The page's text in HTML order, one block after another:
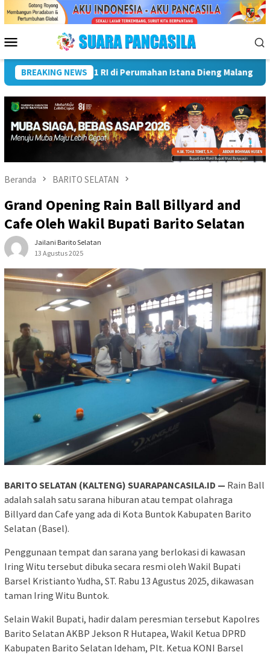
Menu
Mobile
BREAKING NEWS
Kota Lubuk Linggau Kukuhkan Pramuka Garuda dan Lepas
Beranda BARITO SELATAN
Grand Opening Rain Ball Billyard and
Cafe Oleh Wakil Bupati Barito Selatan
Jailani Barito Selatan
13 Agustus 2025
BARITO SELATAN (KALTENG) SUARAPANCASILA.ID — Rain Ball
adalah salah satu sarana hiburan atau tempat olahraga
Billyard dan Cafe yang ada di Kota Buntok Kabupaten Barito
Selatan (Basel).
Penggunaan tempat dan sarana yang berlokasi di kawasan
Iring Witu tersebut dibuka secara resmi oleh Wakil Bupati
Barsel Kristianto Yudha, ST. Rabu 13 Agustus 2025, dikawasan
taman Iring Witu Buntok.
Selain Wakil Bupati, hadir dalam peresmian tersebut Kapolres
Barito Selatan AKBP Jekson R Hutapea, Wakil Ketua DPRD
Kabupaten Barito Selatan Ideham, Plt. Ketua KONI Barsel